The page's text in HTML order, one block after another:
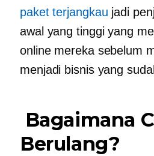
paket terjangkau jadi
awal yang tinggi yang
online mereka sebelum
menjadi bisnis yang
Bagaimana
Berulang?